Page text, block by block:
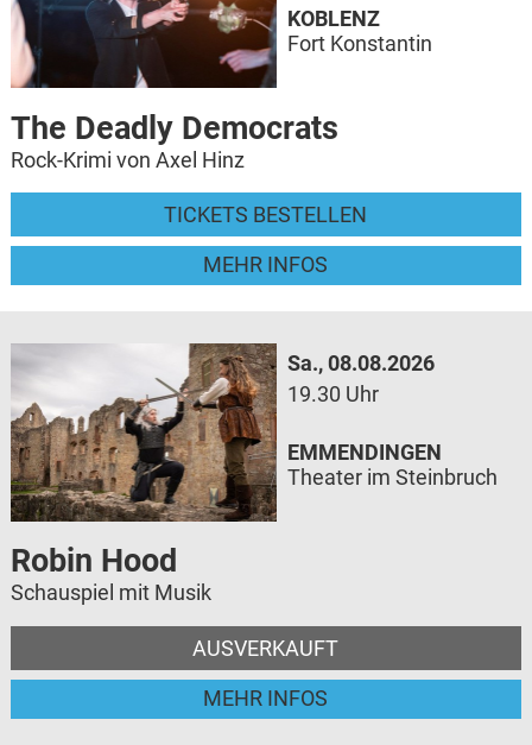
The Deadly Democrats
Rock-Krimi von Axel Hinz
TICKETS BESTELLEN
MEHR INFOS
KOBLENZ
Fort Konstantin
Sa., 08.08.2026
19.30 Uhr
Robin Hood
Schauspiel mit Musik
AUSVERKAUFT
MEHR INFOS
EMMENDINGEN
Theater im Steinbruch